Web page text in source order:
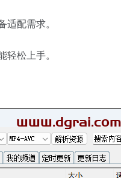
配需求。
松上手。